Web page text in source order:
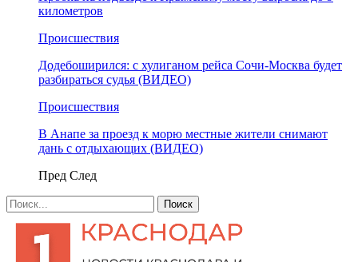
километров
Происшествия
Додебоширился: с хулиганом рейса Сочи-Москва будет
разбираться судья (ВИДЕО)
Происшествия
В Анапе за проезд к морю местные жители снимают
дань с отдыхающих (ВИДЕО)
Пред След